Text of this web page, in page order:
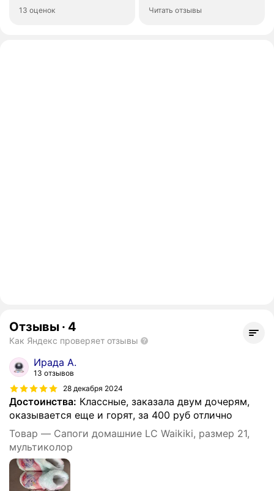
13 оценок Читать отзывы
Отзывы · 4
Как Яндекс проверяет отзывы
Ирада А.
13 отзывов
28 декабря 2024
Достоинства: Классные, заказала двум дочерям,
оказывается еще и горят, за 400 руб отлично
Товар — Сапоги домашние LC Waikiki, размер 21,
мультиколор